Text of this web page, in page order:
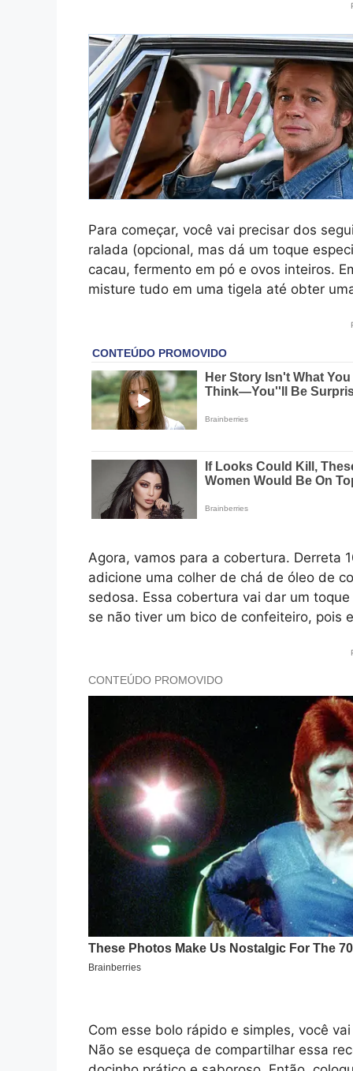
Para começar, você vai precisar dos
ralada (opcional, mas dá um toque
cacau, fermento em pó e ovos inteiros.
misture tudo em uma tigela até obter
Agora, vamos para a cobertura. Derreta
adicione uma colher de chá de óleo de
sedosa. Essa cobertura vai dar um
se não tiver um bico de confeiteiro, pois
Com esse bolo rápido e simples, você
Não se esqueça de compartilhar essa